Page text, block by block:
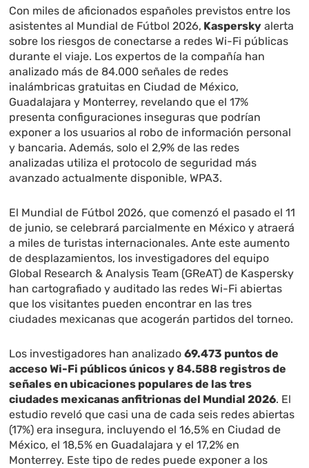
Con miles de aficionados españoles previstos entre los
asistentes al Mundial de Fútbol 2026, Kaspersky alerta
sobre los riesgos de conectarse a redes Wi-Fi públicas
durante el viaje. Los expertos de la compañía han
analizado más de 84.000 señales de redes
inalámbricas gratuitas en Ciudad de México,
Guadalajara y Monterrey, revelando que el 17%
presenta configuraciones inseguras que podrían
exponer a los usuarios al robo de información personal
y bancaria. Además, solo el 2,9% de las redes
analizadas utiliza el protocolo de seguridad más
avanzado actualmente disponible, WPA3.
El Mundial de Fútbol 2026, que comenzó el pasado el 11
de junio, se celebrará parcialmente en México y atraerá
a miles de turistas internacionales. Ante este aumento
de desplazamientos, los investigadores del equipo
Global Research & Analysis Team (GReAT) de Kaspersky
han cartografiado y auditado las redes Wi-Fi abiertas
que los visitantes pueden encontrar en las tres
ciudades mexicanas que acogerán partidos del torneo.
Los investigadores han analizado69.473 puntos de
acceso Wi-Fi públicos únicos y 84.588 registros de
señales en ubicaciones populares de las tres
ciudades mexicanas anfitrionas del Mundial 2026. El
estudio reveló que casi una de cada seis redes abiertas
(17%) era insegura, incluyendo el 16,5% en Ciudad de
México, el 18,5% en Guadalajara y el 17,2% en
Monterrey. Este tipo de redes puede exponer a los